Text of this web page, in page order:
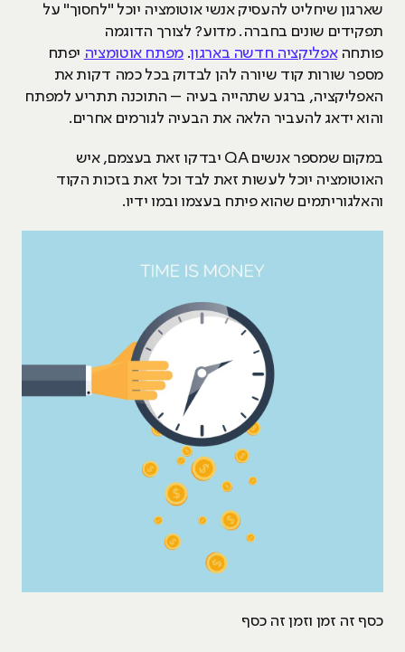
שארגון שיחליט להעסיק אנשי אוטומציה יוכל "לחסוך" על
תפקידים שונים בחברה. מדוע? לצורך הדוגמה
פותחהאפליקציה חדשה בארגון. מפתח אוטומציה יפתח
מספר שורות קוד שיורה להן לבדוק בכל כמה דקות את
האפליקציה, ברגע שתהייה בעיה – התוכנה תתריע למפתח
והוא ידאג להעביר הלאה את הבעיה לגורמים אחרים.
במקום שמספר אנשים QA יבדקו זאת בעצמם, איש
האוטומציה יוכל לעשות זאת לבד וכל זאת בזכות הקוד
והאלגוריתמים שהוא פיתח בעצמו ובמו ידיו.
כסף זה זמן וזמן זה כסף